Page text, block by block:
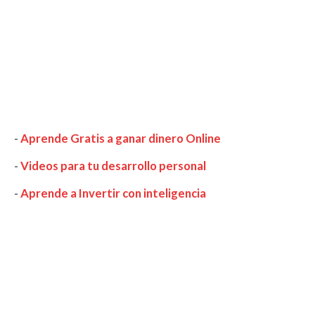
-Aprende Gratis a ganar dinero Online
-Videos para tu desarrollo personal
-Aprende a Invertir con inteligencia